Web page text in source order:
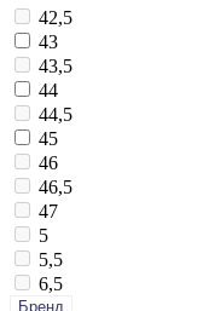
42,5
43
43,5
44
44,5
45
46
46,5
47
5
5,5
6,5
Бренд